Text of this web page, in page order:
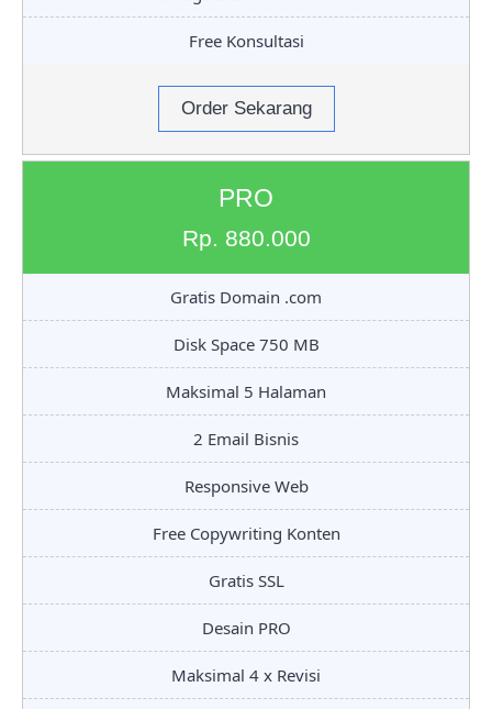
Free Konsultasi
Order Sekarang
PRO
Rp. 880.000
Gratis Domain .com
Disk Space 750 MB
Maksimal 5 Halaman
2 Email Bisnis
Responsive Web
Free Copywriting Konten
Gratis SSL
Desain PRO
Maksimal 4 x Revisi